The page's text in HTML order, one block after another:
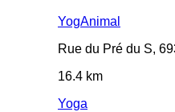
YogAnimal
Rue du Pré du S,
16.4 km
Yoga